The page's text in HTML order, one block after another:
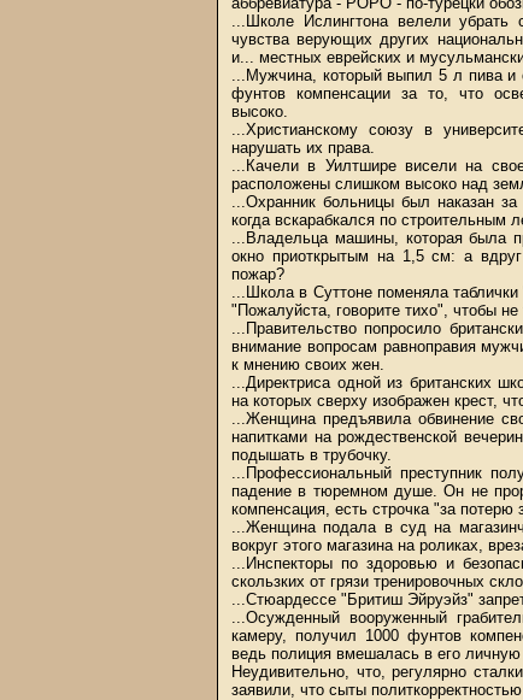
...Школе Ислингтона велели убрать
чувства верующих других
и... местных еврейских и
...Мужчина, который выпил 5 л пива и
фунтов компенсации за то, что
высоко.
...Христианскому союзу в
нарушать их права.
...Качели в Уилтшире висели на
расположены слишком высоко над
...Охранник больницы был наказан
когда вскарабкался по строительным
...Владельца машины, которая была
окно приоткрытым на 1,5 см: а
пожар?
...Школа в Суттоне поменяла
"Пожалуйста, говорите тихо", чтобы
...Правительство попросило
внимание вопросам равноправия
к мнению своих жен.
...Директриса одной из британских
на которых сверху изображен крест,
...Женщина предъявила обвинение
напитками на рождественской
подышать в трубочку.
...Профессиональный преступник
падение в тюремном душе. Он не
компенсация, есть строчка "за потерю
...Женщина подала в суд на
вокруг этого магазина на роликах,
...Инспекторы по здоровью и
скользких от грязи тренировочных
...Стюардессе "Бритиш Эйруэйз"
...Осужденный вооруженный
камеру, получил 1000 фунтов
ведь полиция вмешалась в его
Неудивительно, что, регулярно
заявили, что сыты